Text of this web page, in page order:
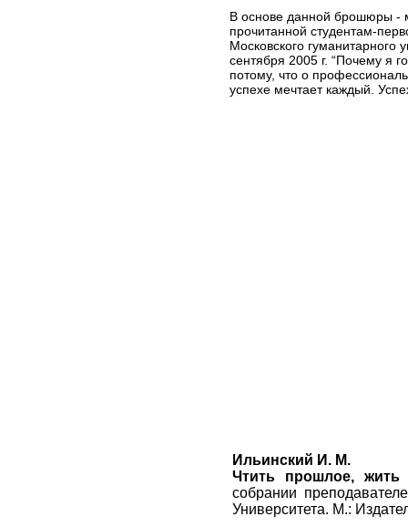
В основе данной брошюры -
прочитанной студентам-
Московского гуманитарного
сентября 2005 г. “Почему я
потому, что о
успехе мечтает каждый.
Ильинский И. М.
Чтить прошлое, жить
собрании
Университета. М.: